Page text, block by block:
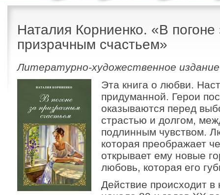
Наталия Корниенко. «В погоне
призрачным счастьем»
Литературно-художественное издание
Эта книга о любви.
придуманной. Герои
оказываются перед
страстью и долгом,
подлинным чувством.
которая преображает
открывает ему новые
любовь, которая его
Действие происходит в